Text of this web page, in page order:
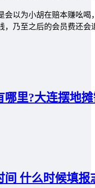
会以为小胡在赔本赚吆
，乃至之后的会员费还
里?大连摆地
间 什么时候填报